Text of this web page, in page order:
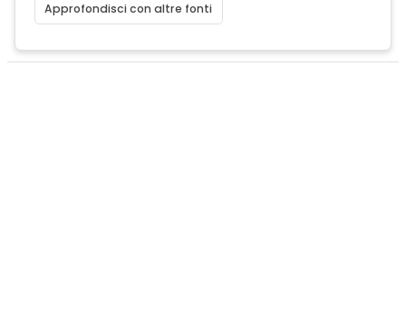
Approfondisci con altre fonti